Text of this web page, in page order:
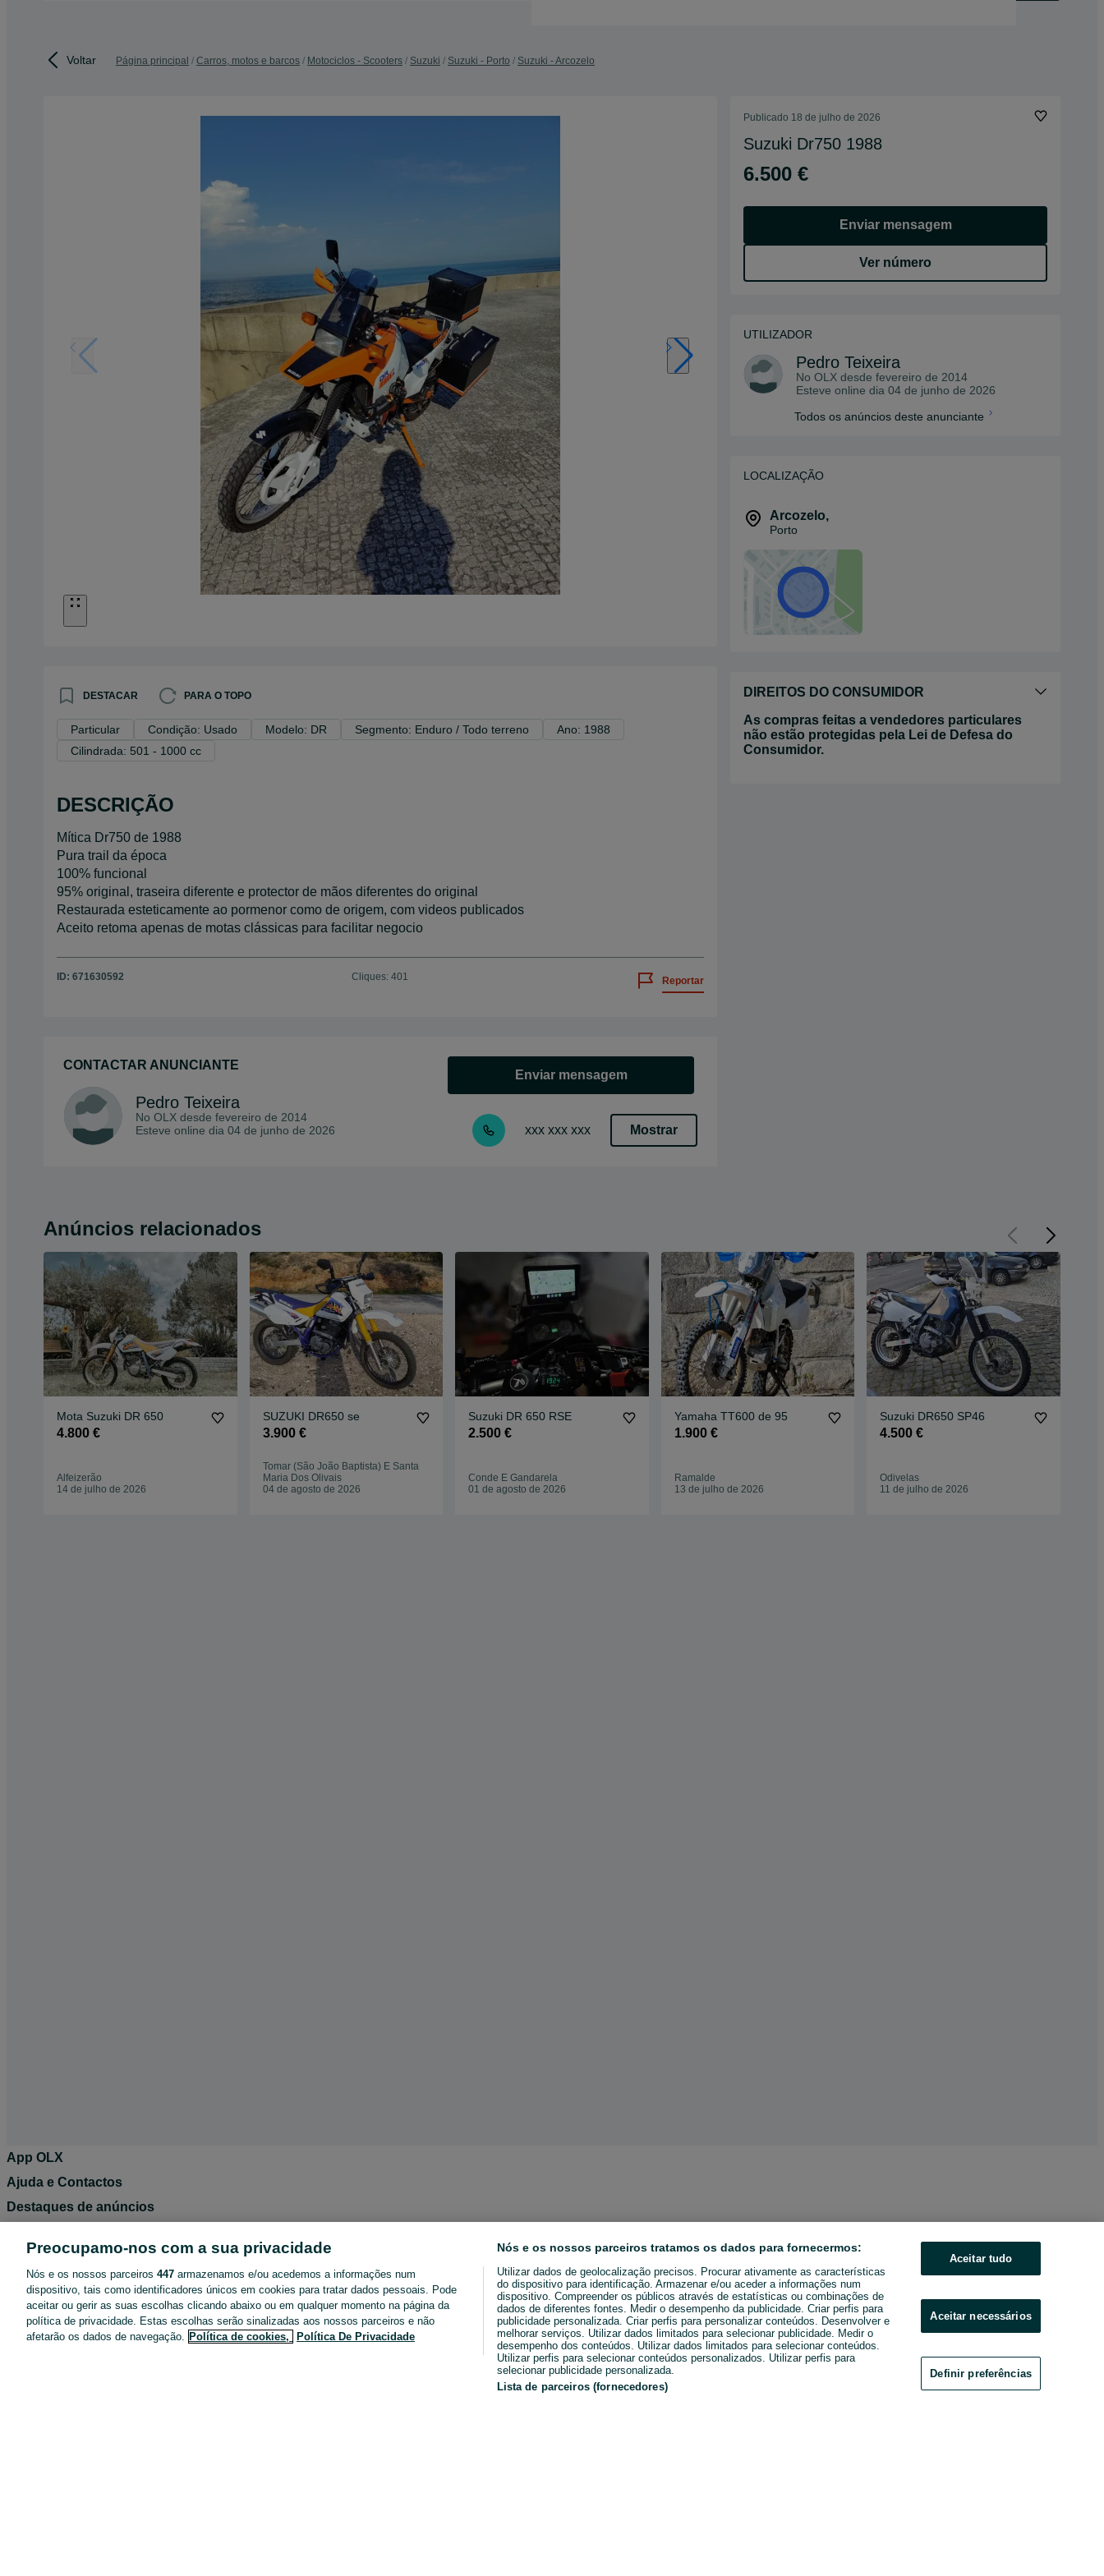
Voltar Página principal Carros, motos e barcos Motociclos - Scooters Suzuki Suzuki - Porto Suzuki - Arcozelo
DESTACAR PARA O TOPO
Particular Condição: Usado Modelo: DR Segmento: Enduro / Todo terreno
Ano: 1988
Cilindrada: 501 - 1000 cc
DESCRIÇÃO
Mítica Dr750 de 1988
Pura trail da época
100% funcional
95% original, traseira diferente e protector de mãos diferentes do original
Restaurada esteticamente ao pormenor como de origem, com videos publicados
Aceito retoma apenas de motas clássicas para facilitar negocio
ID: 671630592 Cliques: 401 Reportar
CONTACTAR ANUNCIANTE
Pedro Teixeira
No OLX desde fevereiro de 2014
Esteve online dia 04 de junho de 2026
Enviar mensagem
xxx xxx xxx Mostrar
Publicado 18 de julho de 2026
Suzuki Dr750 1988
6.500 €
Enviar mensagem
Ver número
UTILIZADOR
Pedro Teixeira
No OLX desde fevereiro de 2014
Esteve online dia 04 de junho de 2026
Todos os anúncios deste anunciante
LOCALIZAÇÃO
Arcozelo,
Porto
DIREITOS DO CONSUMIDOR
As compras feitas a vendedores particulares
não estão protegidas pela Lei de Defesa do
Consumidor.
Anúncios relacionados
Mota Suzuki DR 650
4.800 €
Alfeizerão
14 de julho de 2026
SUZUKI DR650 se
3.900 €
Tomar (São João Baptista) E Santa
Maria Dos Olivais
04 de agosto de 2026
Suzuki DR 650 RSE
2.500 €
Conde E Gandarela
01 de agosto de 2026
Yamaha TT600 de 95
1.900 €
Ramalde
13 de julho de 2026
Suzuki DR650 SP46
4.500 €
Odivelas
11 de julho de 2026
App OLX
Ajuda e Contactos
Destaques de anúncios
Blog OLX
Termos de Utilização
Política de Privacidade
Pacotes de anúncios
Preocupamo-nos com a sua privacidade
Nós e os nossos parceiros 447 armazenamos e/ou acedemos a informações num
dispositivo, tais como identificadores únicos em cookies para tratar dados pessoais. Pode
aceitar ou gerir as suas escolhas clicando abaixo ou em qualquer momento na página da
política de privacidade. Estas escolhas serão sinalizadas aos nossos parceiros e não
afetarão os dados de navegação. Política de cookies, Política De Privacidade
Nós e os nossos parceiros tratamos os dados para fornecermos:
Utilizar dados de geolocalização precisos. Procurar ativamente as características
do dispositivo para identificação. Armazenar e/ou aceder a informações num
dispositivo. Compreender os públicos através de estatísticas ou combinações de
dados de diferentes fontes. Medir o desempenho da publicidade. Criar perfis para
publicidade personalizada. Criar perfis para personalizar conteúdos. Desenvolver e
melhorar serviços. Utilizar dados limitados para selecionar publicidade. Medir o
desempenho dos conteúdos. Utilizar dados limitados para selecionar conteúdos.
Utilizar perfis para selecionar conteúdos personalizados. Utilizar perfis para
selecionar publicidade personalizada.
Lista de parceiros (fornecedores)
Aceitar tudo
Aceitar necessários
Definir preferências